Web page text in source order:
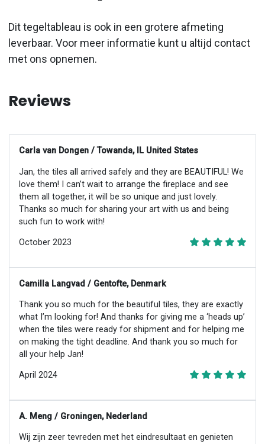
Dit tegeltableau is ook in een grotere afmeting
leverbaar. Voor meer informatie kunt u altijd contact
met ons opnemen.
Reviews
Carla van Dongen / Towanda, IL United States
Jan, the tiles all arrived safely and they are BEAUTIFUL! We
love them! I can’t wait to arrange the fireplace and see
them all together, it will be so unique and just lovely.
Thanks so much for sharing your art with us and being
such fun to work with!
October 2023
Camilla Langvad / Gentofte, Denmark
Thank you so much for the beautiful tiles, they are exactly
what I’m looking for! And thanks for giving me a ‘heads up’
when the tiles were ready for shipment and for helping me
on making the tight deadline. And thank you so much for
all your help Jan!
April 2024
A. Meng / Groningen, Nederland
Wij zijn zeer tevreden met het eindresultaat en genieten